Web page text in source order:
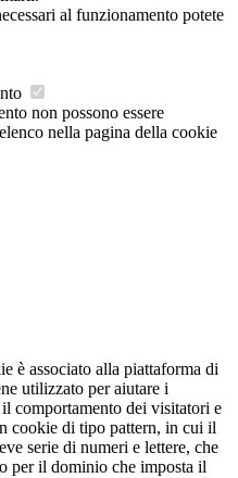
al funzionamento potete
non possono essere
nella pagina della cookie
è associato alla piattaforma di
utilizzato per aiutare i
comportamento dei visitatori e
cookie di tipo pattern, in cui il
serie di numeri e lettere, che
per il dominio che imposta il